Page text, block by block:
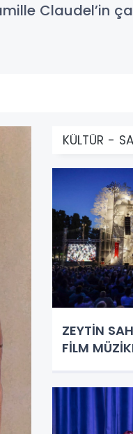
Claudel’in
KÜLTÜR -
ZEYTİN
FİLM